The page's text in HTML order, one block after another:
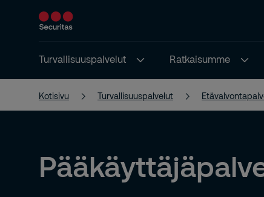
Turvallisuuspalvelut Ratkaisumme
Kotisivu Turvallisuuspalvelut